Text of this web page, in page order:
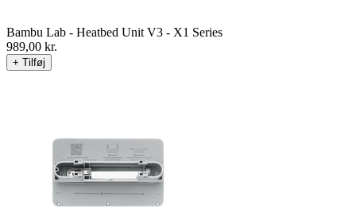
Bambu Lab - Heatbed Unit V3 - X1 Series
989,00 kr.
+ Tilføj